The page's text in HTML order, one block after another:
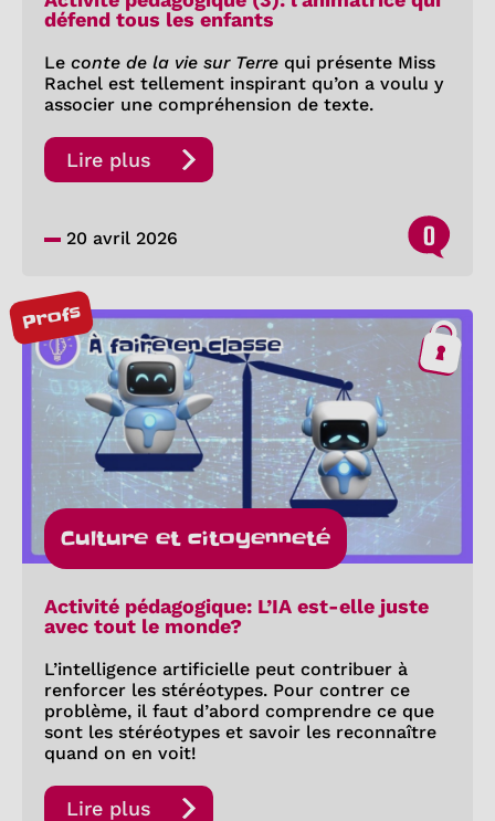
défend tous les enfants
Le conte de la vie sur Terre qui présente Miss
Rachel est tellement inspirant qu’on a voulu y
associer une compréhension de texte.
Lire plus
20 avril 2026 0
Profs
Culture et citoyenneté
Activité pédagogique: L’IA est-elle juste
avec tout le monde?
L’intelligence artificielle peut contribuer à
renforcer les stéréotypes. Pour contrer ce
problème, il faut d’abord comprendre ce que
sont les stéréotypes et savoir les reconnaître
quand on en voit!
Lire plus